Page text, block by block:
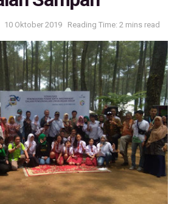
10 Oktober 2019 Reading Time: 2 mins read